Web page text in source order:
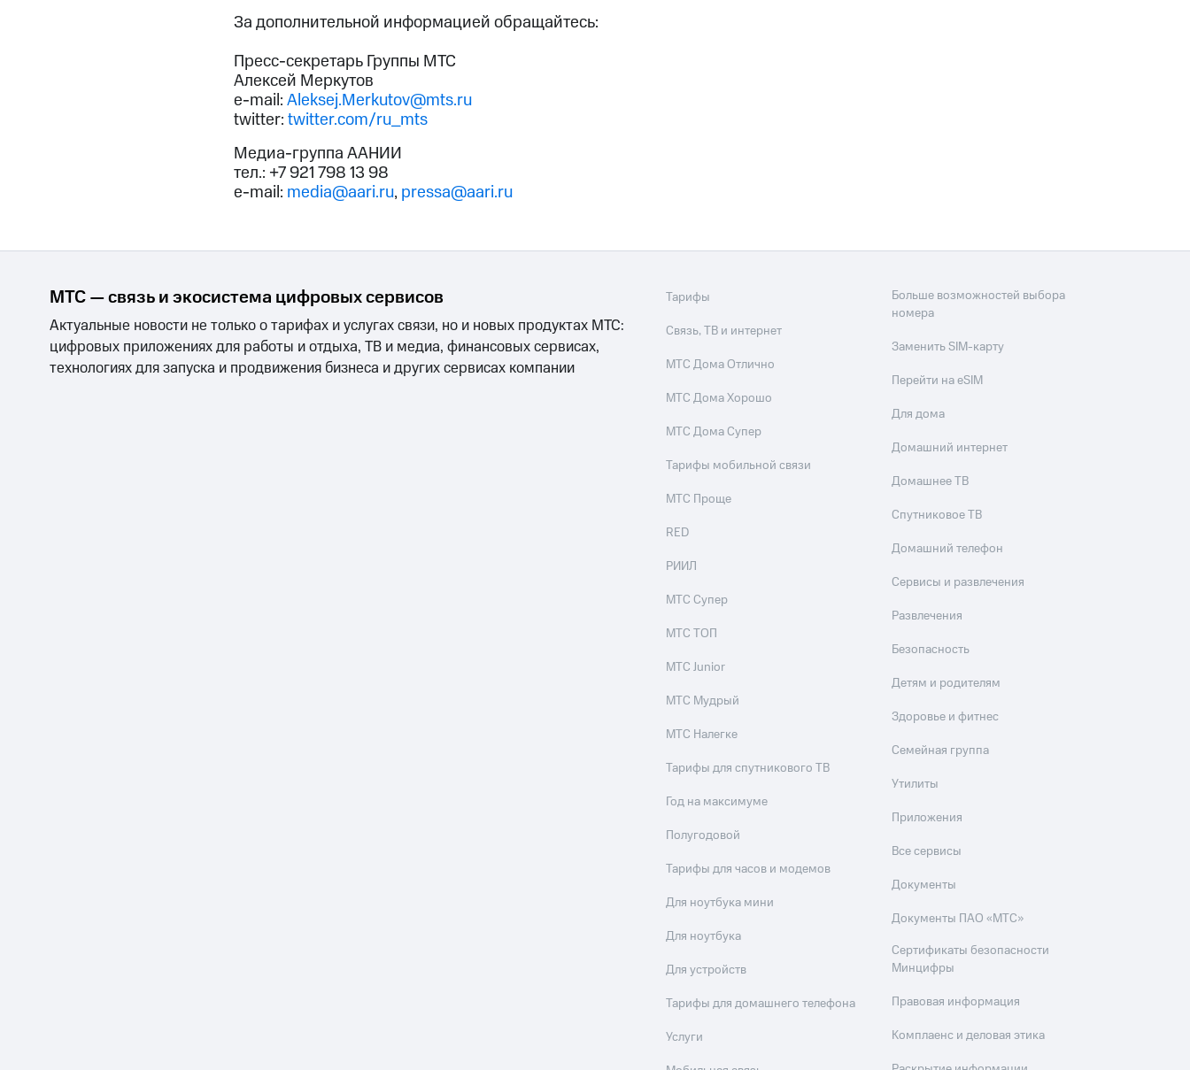
За дополнительной информацией обращайтесь:
Пресс-секретарь Группы МТС
Алексей Меркутов
e-mail:Aleksej.Merkutov@mts.ru
twitter:twitter.com/ru_mts
Медиа-группа ААНИИ
тел.: +7 921 798 13 98
e-mail: media@aari.ru, pressa@aari.ru
МТС — связь и экосистема цифровых сервисов
Актуальные новости не только о тарифах и услугах связи, но и новых продуктах МТС:
цифровых приложениях для работы и отдыха, ТВ и медиа, финансовых сервисах,
технологиях для запуска и продвижения бизнеса и других сервисах компании
Тарифы
Связь, ТВ и интернет
МТС Дома Отлично
МТС Дома Хорошо
МТС Дома Супер
Тарифы мобильной связи
МТС Проще
RED
РИИЛ
МТС Супер
МТС ТОП
МТС Junior
МТС Мудрый
МТС Налегке
Тарифы для спутникового ТВ
Год на максимуме
Полугодовой
Тарифы для часов и модемов
Для ноутбука мини
Для ноутбука
Для устройств
Тарифы для домашнего телефона
Услуги
Больше возможностей выбора
номера
Заменить SIM-карту
Перейти на eSIM
Для дома
Домашний интернет
Домашнее ТВ
Спутниковое ТВ
Домашний телефон
Сервисы и развлечения
Развлечения
Безопасность
Детям и родителям
Здоровье и фитнес
Семейная группа
Утилиты
Приложения
Все сервисы
Документы
Документы ПАО «МТС»
Сертификаты безопасности
Минцифры
Правовая информация
Комплаенс и деловая этика